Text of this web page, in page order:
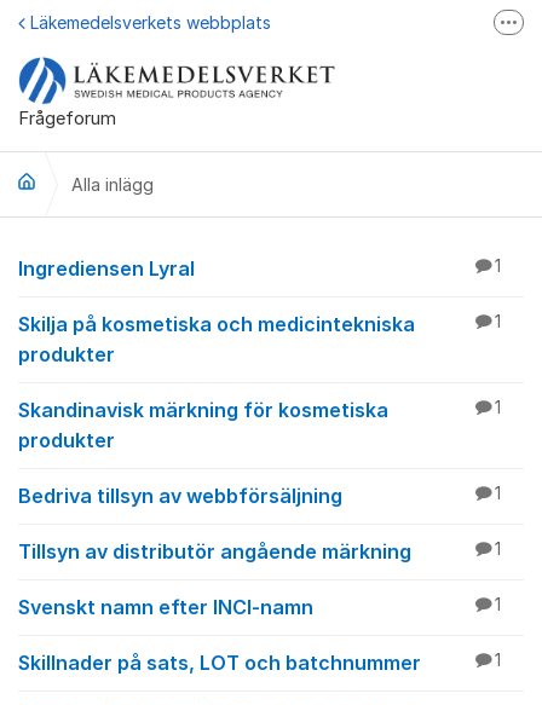
Hoppa till innehåll
Frågeforum
Läkemedelsverkets webbplats
Läkemedelsupplysningen
Läkemedelsverket på Facebook
Alla inlägg
Alla inlägg
Ingrediensen Lyral 1
Skilja på kosmetiska och medicintekniska
produkter
1
Skandinavisk märkning för kosmetiska
produkter
1
Bedriva tillsyn av webbförsäljning 1
Tillsyn av distributör angående märkning 1
Svenskt namn efter INCI-namn 1
Skillnader på sats, LOT och batchnummer 1